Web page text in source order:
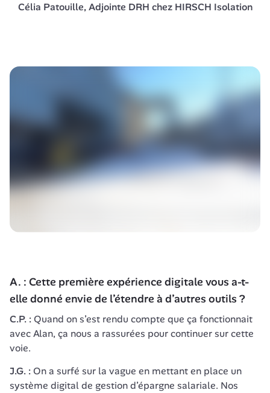
Célia Patouille, Adjointe DRH chez HIRSCH Isolation
A. : Cette première expérience digitale vous a-t-
elle donné envie de l’étendre à d’autres outils ?
C.P. : Quand on s’est rendu compte que ça fonctionnait
avec Alan, ça nous a rassurées pour continuer sur cette
voie.
J.G. : On a surfé sur la vague en mettant en place un
système digital de gestion d’épargne salariale. Nos